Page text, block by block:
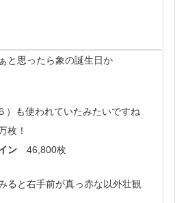
と思ったら象の誕生日か
も使われていたみたいですね
枚！
ン46,800枚
と右手前が真っ赤な以外壮観